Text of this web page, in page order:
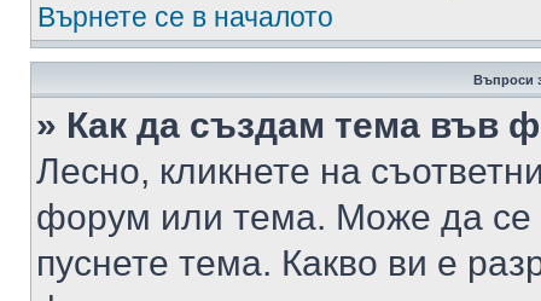
Върнете се в началото
Въпроси
» Как да създам тема във
Лесно, кликнете на
форум или тема. Може да се
пуснете тема. Какво ви е